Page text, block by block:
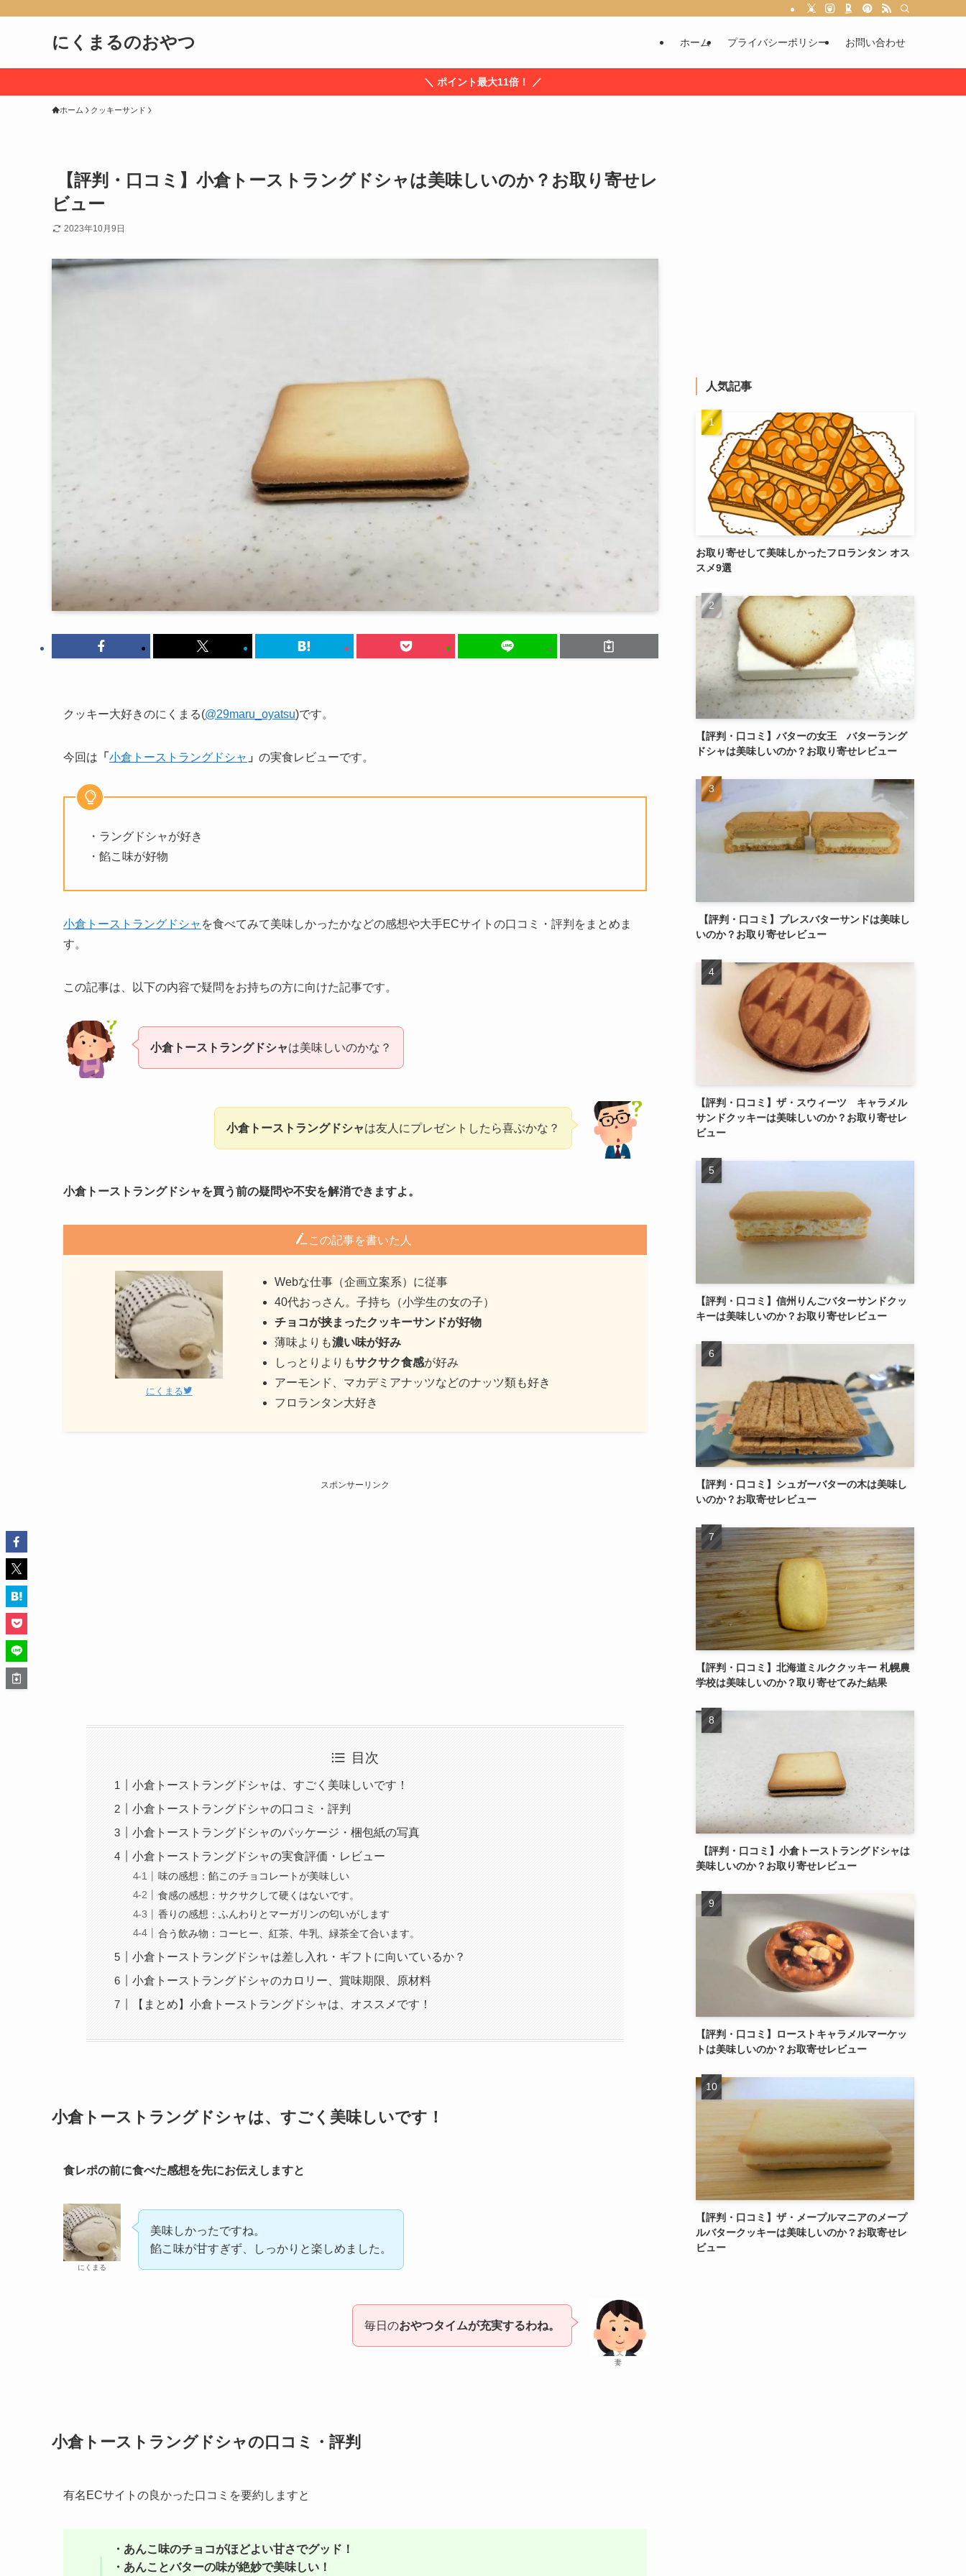
にくまるのおやつ ホーム プライバシーポリシー お問い合わせ
＼ ポイント最大11倍！ ／
ホーム クッキーサンド
【評判・口コミ】小倉トーストラングドシャは美味しいのか？お取り寄せレ
ビュー
2023年10月9日
クッキー大好きのにくまる(@29maru_oyatsu)です。
今回は 「 小倉トーストラングドシャ 」 の実食レビューです。
・ラングドシャが好き
・餡こ味が好物
小倉トーストラングドシャ を食べてみて美味しかったかなどの感想や大手ECサイトの口コミ・評判をまとめま
す。
この記事は、以下の内容で疑問をお持ちの方に向けた記事です。
小倉トーストラングドシャは美味しいのかな？
小倉トーストラングドシャは友人にプレゼントしたら喜ぶかな？
小倉トーストラングドシャを買う前の疑問や不安を解消できますよ。
この記事を書いた人
にくまる
Webな仕事（企画立案系）に従事
40代おっさん。子持ち（小学生の女の子）
チョコが挟まったクッキーサンドが好物
薄味よりも濃い味が好み
しっとりよりもサクサク食感が好み
アーモンド、マカデミアナッツなどのナッツ類も好き
フロランタン大好き
スポンサーリンク
目次
小倉トーストラングドシャは、すごく美味しいです！
小倉トーストラングドシャの口コミ・評判
小倉トーストラングドシャのパッケージ・梱包紙の写真
小倉トーストラングドシャの実食評価・レビュー
味の感想：餡このチョコレートが美味しい
食感の感想：サクサクして硬くはないです。
香りの感想：ふんわりとマーガリンの匂いがします
合う飲み物：コーヒー、紅茶、牛乳、緑茶全て合います。
小倉トーストラングドシャは差し入れ・ギフトに向いているか？
小倉トーストラングドシャのカロリー、賞味期限、原材料
【まとめ】小倉トーストラングドシャは、オススメです！
小倉トーストラングドシャは、すごく美味しいです！
食レポの前に食べた感想を先にお伝えしますと
にくまる
美味しかったですね。
餡こ味が甘すぎず、しっかりと楽しめました。
妻
毎日のおやつタイムが充実するわね。
小倉トーストラングドシャの口コミ・評判
有名ECサイトの良かった口コミを要約しますと
・あんこ味のチョコがほどよい甘さでグッド！
・あんことバターの味が絶妙で美味しい！
人気記事
お取り寄せして美味しかったフロランタン オス
スメ9選
【評判・口コミ】バターの女王 バターラング
ドシャは美味しいのか？お取り寄せレビュー
【評判・口コミ】プレスバターサンドは美味し
いのか？お取り寄せレビュー
【評判・口コミ】ザ・スウィーツ キャラメル
サンドクッキーは美味しいのか？お取り寄せレ
ビュー
【評判・口コミ】信州りんごバターサンドクッ
キーは美味しいのか？お取り寄せレビュー
【評判・口コミ】シュガーバターの木は美味し
いのか？お取寄せレビュー
【評判・口コミ】北海道ミルククッキー 札幌農
学校は美味しいのか？取り寄せてみた結果
【評判・口コミ】小倉トーストラングドシャは
美味しいのか？お取り寄せレビュー
【評判・口コミ】ローストキャラメルマーケッ
トは美味しいのか？お取寄せレビュー
【評判・口コミ】ザ・メープルマニアのメープ
ルバタークッキーは美味しいのか？お取寄せレ
ビュー